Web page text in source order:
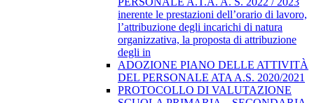
inerente le prestazioni dell’orario di lavoro,
l’attribuzione degli incarichi di natura
organizzativa, la proposta di attribuzione
degli in
ADOZIONE PIANO DELLE ATTIVITÀ
DEL PERSONALE ATA A.S. 2020/2021
PROTOCOLLO DI VALUTAZIONE